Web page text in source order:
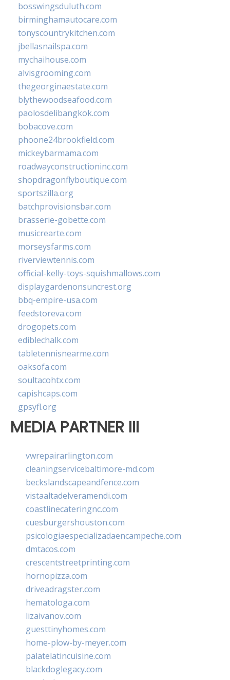
bosswingsduluth.com
birminghamautocare.com
tonyscountrykitchen.com
jbellasnailspa.com
mychaihouse.com
alvisgrooming.com
thegeorginaestate.com
blythewoodseafood.com
paolosdelibangkok.com
bobacove.com
phoone24brookfield.com
mickeybarmama.com
roadwayconstructioninc.com
shopdragonflyboutique.com
sportszilla.org
batchprovisionsbar.com
brasserie-gobette.com
musicrearte.com
morseysfarms.com
riverviewtennis.com
official-kelly-toys-squishmallows.com
displaygardenonsuncrest.org
bbq-empire-usa.com
feedstoreva.com
drogopets.com
ediblechalk.com
tabletennisnearme.com
oaksofa.com
soultacohtx.com
capishcaps.com
gpsyfl.org
MEDIA PARTNER III
vwrepairarlington.com
cleaningservicebaltimore-md.com
beckslandscapeandfence.com
vistaaltadelveramendi.com
coastlinecateringnc.com
cuesburgershouston.com
psicologiaespecializadaencampeche.com
dmtacos.com
crescentstreetprinting.com
hornopizza.com
driveadragster.com
hematologa.com
lizaivanov.com
guesttinyhomes.com
home-plow-by-meyer.com
palatelatincuisine.com
blackdoglegacy.com